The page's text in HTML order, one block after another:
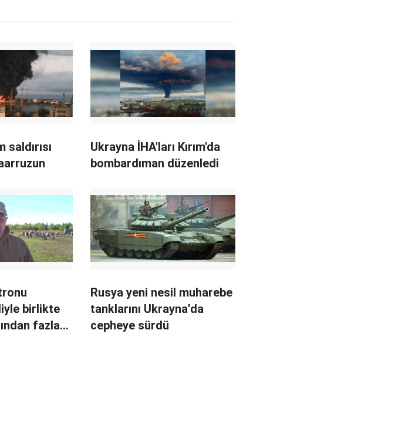
saldırısı
Ukrayna İHA'ları Kırım'da
bombardıman düzenledi
birlikte
fazla
Rusya yeni nesil muharebe
tanklarını Ukrayna’da
cepheye sürdü